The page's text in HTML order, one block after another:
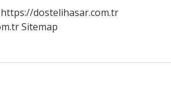
https://dostelihasar.com.tr
Sitemap